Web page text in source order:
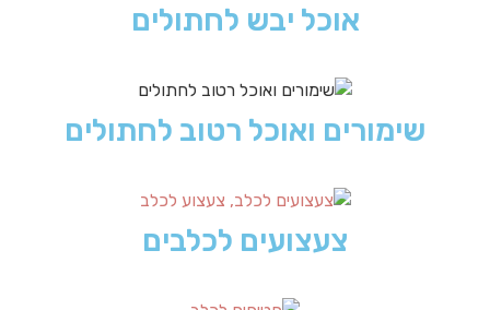
אוכל יבש לחתולים
שימורים ואוכל רטוב לחתולים
צעצועים לכלבים